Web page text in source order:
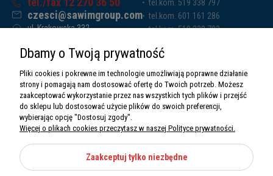
czesci@sawimgroup.com
ul. Krakowska 332,
Sawim Group Mariusz Zdyb sp. k.
NIP: 5130284470
REGON: 5246591010
tel.kom. 519 338 797
tel.kom. 601 161 286
tel.kom. 519 338 793
O nas
Informacje
Dbamy o Twoją prywatność
Pliki cookies i pokrewne im technologie umożliwiają poprawne działanie
strony i pomagają nam dostosować ofertę do Twoich potrzeb. Możesz
zaakceptować wykorzystanie przez nas wszystkich tych plików i przejść
do sklepu lub dostosować użycie plików do swoich preferencji,
wybierając opcję "Dostosuj zgody".
Więcej o plikach cookies przeczytasz w naszej Polityce prywatności.
Zaakceptuj tylko niezbędne